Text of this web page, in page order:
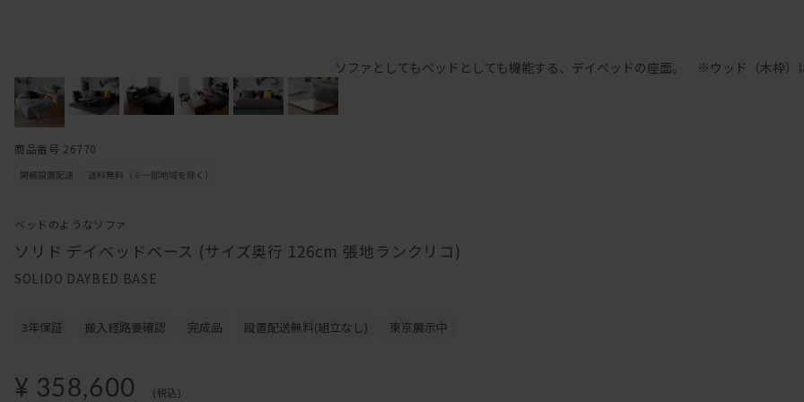
ベッドのようなソファ
ソリド デイベッドベース (サイズ奥行 126cm 張地ランクリコ)
SOLIDO DAYBED BASE
ソファとしてもベッドとしても機能する、デイベッドの座面。 ※ウッド（木枠）
3年保証 搬入経路要確認 完成品 設置配送無料(組立なし) 東京展示中
¥ 358,600 (税込)
商品番号 26770